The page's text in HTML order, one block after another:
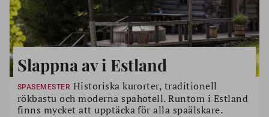
Slappna av i Estland
SPASEMESTER Historiska kurorter, traditionell
rökbastu och moderna spahotell. Runtom i Estland
finns mycket att upptäcka för alla spaälskare.